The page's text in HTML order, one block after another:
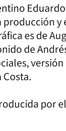
producción
es de
de
por